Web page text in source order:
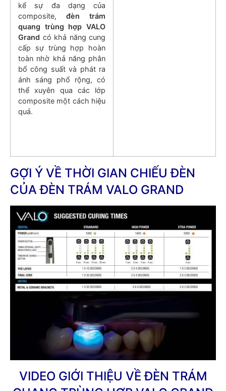
kể sự đa dạng của
composite, đèn trám
quang trùng hợp VALO
Grand có khả năng cung
cấp sự trùng hợp hoàn
toàn nhờ khả năng phân
bổ công suất và phát ra
ánh sáng phổ rộng, có
thể xuyên qua các lớp
composite một cách hiệu
quả.
GỢI Ý VỀ THỜI GIAN CHIẾU ĐÈN
CỦA ĐÈN TRÁM VALO GRAND
VIDEO GIỚI THIỆU VỀ ĐÈN TRÁM